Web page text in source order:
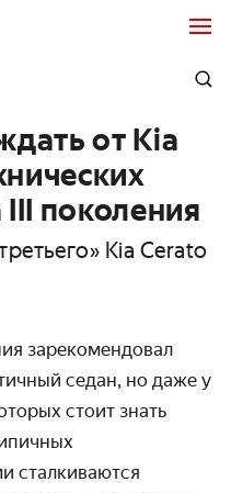
от Kia
поколения
Kia Cerato
зарекомендовал
седан, но даже у
стоит знать
сталкиваются